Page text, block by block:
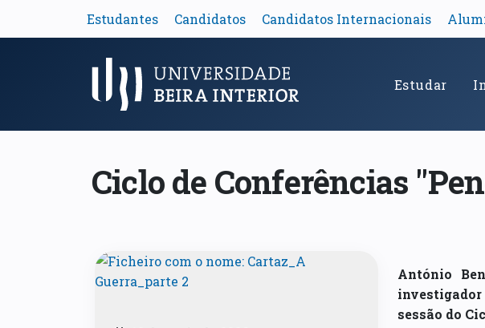
Estudantes Candidatos Candidatos Internacionais
Menu Principal Estudar
Ciclo de Conferências
António
sessão do